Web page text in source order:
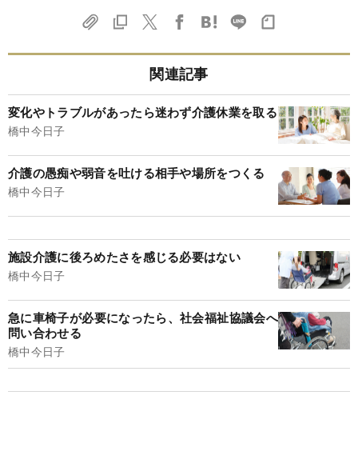
関連記事
変化やトラブルがあったら迷わず介護休業を取る
橋中今日子
介護の愚痴や弱音を吐ける相手や場所をつくる
橋中今日子
施設介護に後ろめたさを感じる必要はない
橋中今日子
急に車椅子が必要になったら、社会福祉協議会へ
問い合わせる
橋中今日子